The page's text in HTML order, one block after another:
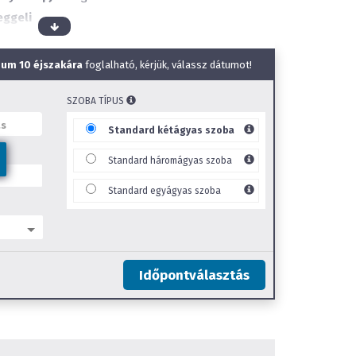
10 éjszakárafoglalható, kérjük, válassz dátumot!
SZOBA TÍPUS
Standard kétágyas szoba
Standard háromágyas szoba
Standard egyágyas szoba
Időpontválasztás